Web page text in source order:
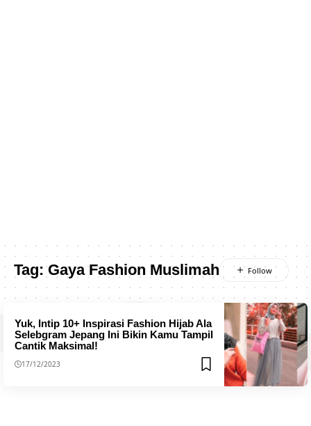
Tag:Gaya Fashion Muslimah
Yuk, Intip 10+ Inspirasi Fashion Hijab Ala
Selebgram Jepang Ini Bikin Kamu Tampil
Cantik Maksimal!
17/12/2023